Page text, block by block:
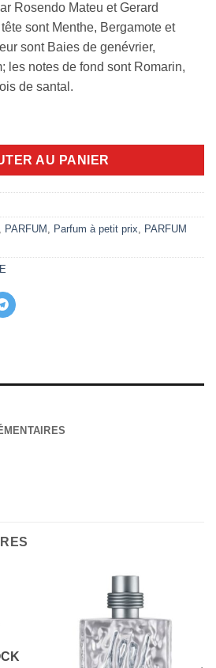
Rosendo Mateu et Gerard
sont Menthe, Bergamote et
sont Baies de genévrier,
les notes de fond sont Romarin,
de santal.
Rabanne 100ml edt
AU PANIER
PARFUM Parfum à petit prix
PARFUM